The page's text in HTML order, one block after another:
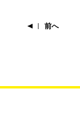
前へ